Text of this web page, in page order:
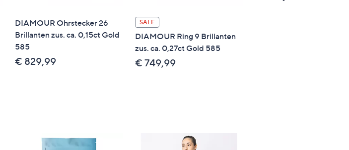
DIAMOUR Ohrstecker 26
Brillanten zus. ca. 0,15ct Gold
585
€ 829,99
SALE
DIAMOUR Ring 9 Brillanten
zus. ca. 0,27ct Gold 585
€ 749,99